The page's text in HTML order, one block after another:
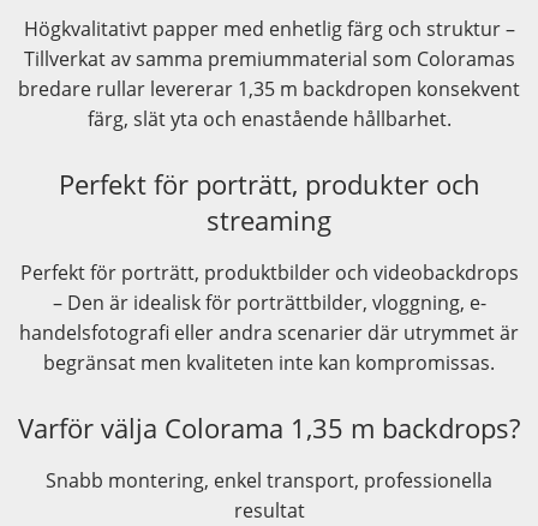
Högkvalitativt papper med enhetlig färg och struktur –
Tillverkat av samma premiummaterial som Coloramas
bredare rullar levererar 1,35 m backdropen konsekvent
färg, slät yta och enastående hållbarhet.
Perfekt för porträtt, produkter och
streaming
Perfekt för porträtt, produktbilder och videobackdrops
– Den är idealisk för porträttbilder, vloggning, e-
handelsfotografi eller andra scenarier där utrymmet är
begränsat men kvaliteten inte kan kompromissas.
Varför välja Colorama 1,35 m backdrops?
Snabb montering, enkel transport, professionella
resultat